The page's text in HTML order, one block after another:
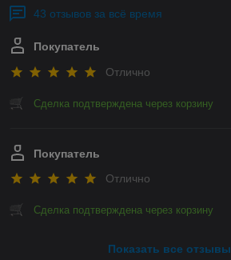
43 отзывов за всё время
Покупатель
Отлично
Сделка подтверждена через корзину
Покупатель
Отлично
Сделка подтверждена через корзину
Показать все отзывы